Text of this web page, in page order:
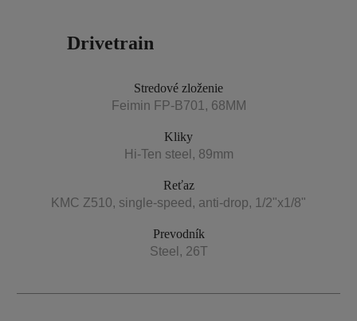
Drivetrain
Stredové zloženie
Feimin FP-B701, 68MM
Kliky
Hi-Ten steel, 89mm
Reťaz
KMC Z510, single-speed, anti-drop, 1/2"x1/8"
Prevodník
Steel, 26T